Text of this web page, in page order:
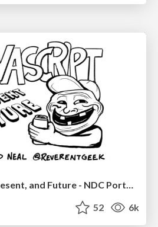
52 6k